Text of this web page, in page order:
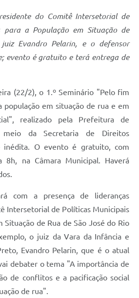
do Comitê Intersetorial de
para a População em Situação de
Evandro Pelarin, e o defensor
evento é gratuito e terá entrega de
(22/2), o 1.º Seminário "Pelo fim
população em situação de rua e em
realizado pela Prefeitura de
meio da Secretaria de Direitos
inédita. O evento é gratuito, com
8h, na Câmara Municipal. Haverá
com a presença de lideranças
Intersetorial de Políticas Municipais
Situação de Rua de São José do Rio
o juiz da Vara da Infância e
Evandro Pelarin, que é o atual
debater o tema "A importância de
de conflitos e a pacificação social
de rua".